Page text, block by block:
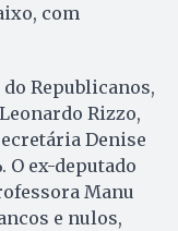
com
do Republicanos,
Rizzo,
Denise
O ex-deputado
Manu
e nulos,